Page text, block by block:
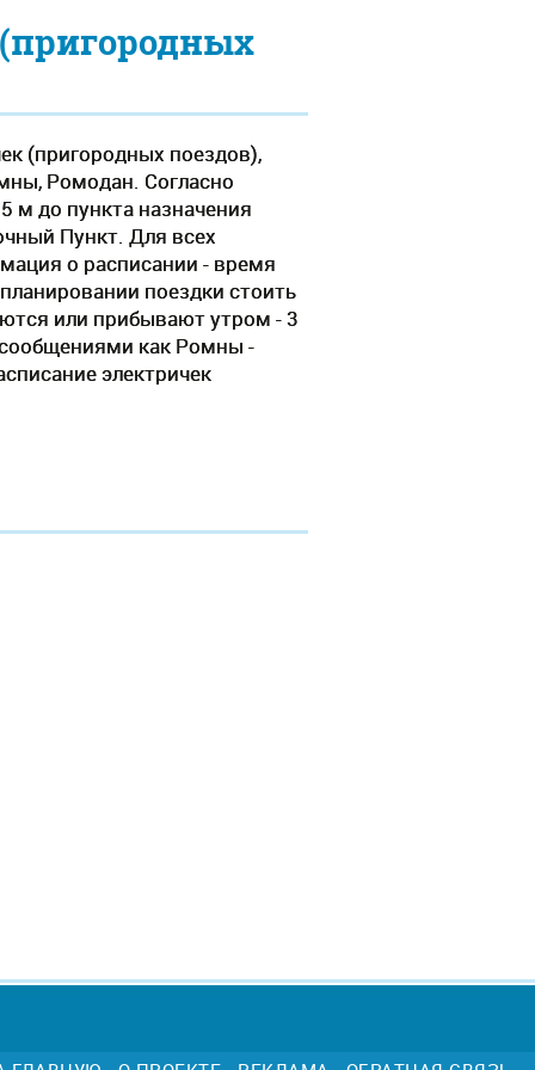
(пригородных поездов),
Ромодан. Согласно
м до пункта назначения
Пункт. Для всех
о расписании - время
поездки стоить
или прибывают утром - 3
как Ромны -
электричек